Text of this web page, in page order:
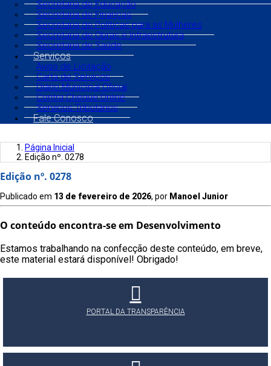
Secretaria de Educação
Secretaria de Finanças
Secretaria de Políticas para as Mulheres
Secretaria de Obras e Infraestrutura
Secretaria de Saúde
Serviços
Aviso de Licitação
Carta de Serviços
Diário Municipal Oficial
Contra Cheque Online
Serviços Tributários
Fale Conosco
Página Inicial
Edição nº. 0278
Edição nº. 0278
Publicado em 13 de fevereiro de 2026, por Manoel Junior
O conteúdo encontra-se em Desenvolvimento
Estamos trabalhando na confecção deste conteúdo, em breve,
este material estará disponível! Obrigado!
PORTAL DA TRANSPARÊNCIA